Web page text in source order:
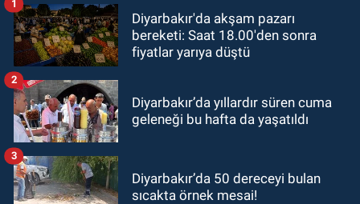
Diyarbakır'da akşam pazarı
bereketi: Saat 18.00'den sonra
fiyatlar yarıya düştü
1
Diyarbakır’da yıllardır süren cuma
geleneği bu hafta da yaşatıldı
2
Diyarbakır’da 50 dereceyi bulan
sıcakta örnek mesai!
3